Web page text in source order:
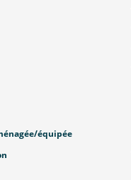
équipée